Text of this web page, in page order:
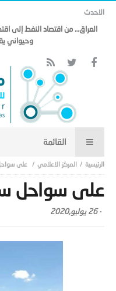
الاحدث
العراق… من اقتصاد النفط إلى
وحيواني
المركز الاعلامي على
على سواحل
-26 يوليو,2020